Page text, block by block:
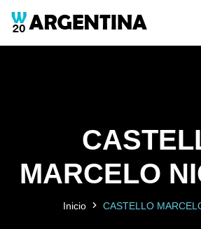
MARCELO
Inicio CASTELLO